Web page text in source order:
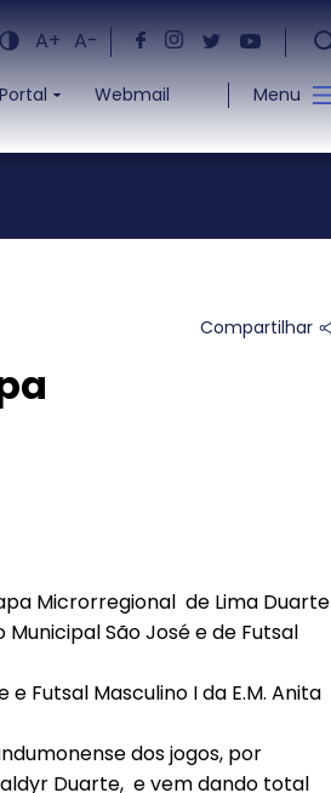
A+ A-
Portal Webmail Menu
Fale com a Prefeitura
Telefones ÚteisCompartilhar
Microrregional de Lima Duarte
São José e de Futsal
Futsal Masculino I da E.M. Anita
dos jogos, por
Duarte, e vem dando total